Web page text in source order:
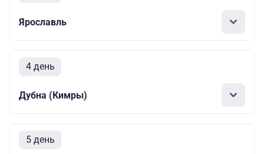
Ярославль
4 день
Дубна (Кимры)
5 день